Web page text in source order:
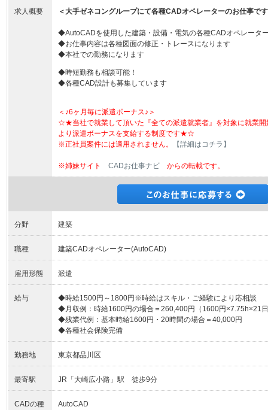
求人概要 ＜大手ゼネコングループにて各種CADオペレーターのお仕事で
◆AutoCADを使用した建築・設備・電気の各種CADオペレータ
◆お仕事内容は各種図面の修正・トレースになります
◆本社での勤務になります
◆時短勤務も相談可能！
◆各種CAD設計も募集しています
＜♪6ヶ月毎に派遣ボーナス♪＞
☆★当社で就業して頂いた『全ての派遣就業者』を対象に就業開
より派遣ボーナスを支給する制度です★☆
※正社員案件には適用されません。
【詳細はコチラ】
※姉妹サイト CADお仕事ナビ からの転載です。
分野 建築
職種 建築CADオペレーター(AutoCAD)
雇用形態 派遣
給与
◆時給1500円～1800円※時給はスキル・ご経験により応相談
◆月収例：時給1600円の場合＝260,400円（1600円×7.75h×21
◆残業代例：基本時給1600円・20時間の場合＝40,000円
◆各種社会保険完備
勤務地 東京都品川区
最寄駅 JR「大崎広小路」駅 徒歩9分
CADの種
AutoCAD